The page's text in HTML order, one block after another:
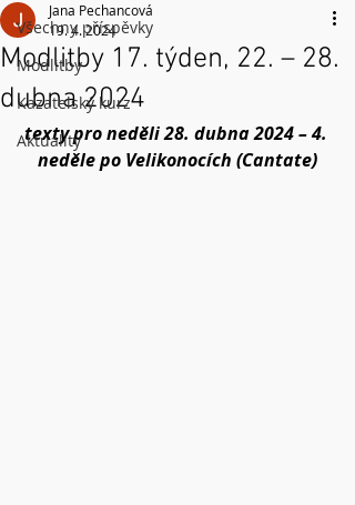
Všechny příspěvky
Modlitby
Kazatelský kurz
Aktuality
Modlitby 17. týden, 22. – 28.
dubna 2024
Jana Pechancová
19. 4. 2024
texty pro neděli 28. dubna 2024 – 4.
neděle po Velikonocích (Cantate)